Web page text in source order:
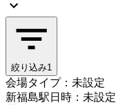
絞り込み1
会場タイプ：未設定
新福島駅日時：未設定